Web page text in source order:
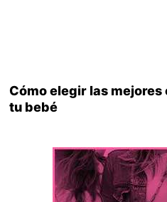
Cómo elegir las
tu bebé